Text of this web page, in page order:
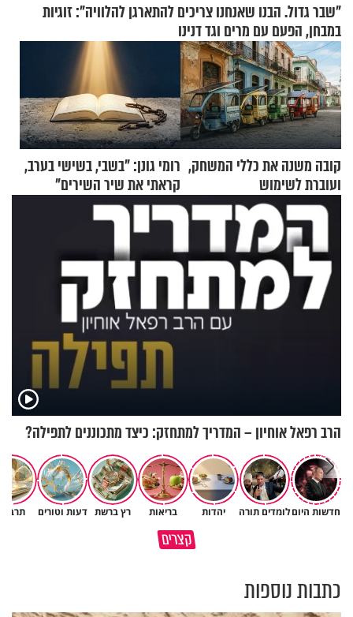
"שבר גדול. הבנו שאנחנו צריכים להתארגן להלוויה": זוגיות
במבחן, הפעם עם מרים וגד דנינו
קובה משנה את כללי המשחק,
ועוברת לשימוש
בתלת־אופנועים סולאריים
רומי גונן: "בשבי, בשישי בערב,
קראתי את שיר השירים"
הרב רפאל אוחיון – המדריך למתחזק: כיצד מתכוננים לתפילה?
חדשות היוםלומדים תורה יהדות בריאות רץ ברשת דעות וטורים
קצרים
כתבות נוספות